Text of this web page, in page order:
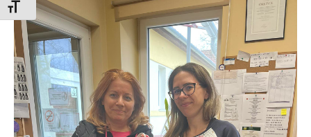
Betűméret váltása